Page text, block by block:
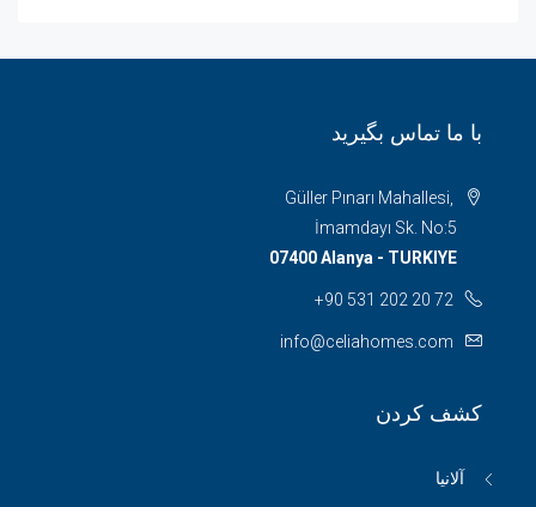
با ما تماس بگیرید
Güller Pınarı Mahallesi,
İmamdayı Sk. No:5
07400 Alanya - TURKIYE
+90 531 202 20 72
info@celiahomes.com
کشف کردن
آلانیا